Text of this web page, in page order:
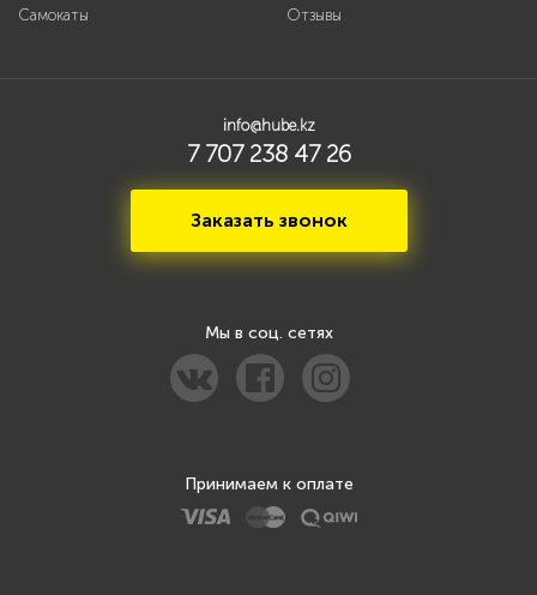
Самокаты
Отзывы
info@hube.kz
7 707 238 47 26
Заказать звонок
Мы в соц. сетях
Принимаем к оплате